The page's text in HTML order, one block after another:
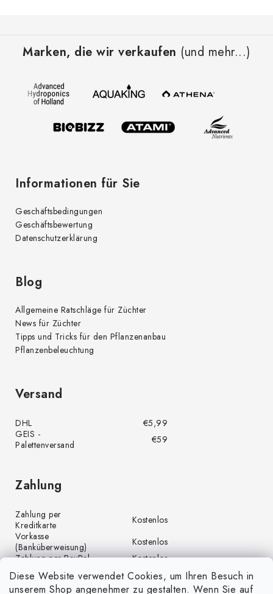
Diese Website verwendet Cookies, um Ihren Besuch in
unserem Shop angenehmer zu gestalten. Wenn Sie auf
Marken, die wir verkaufen (und mehr...)
Informationen für Sie
Geschäftsbedingungen
Geschäftsbewertung
Datenschutzerklärung
Blog
Allgemeine Ratschläge für Züchter
News für Züchter
Tipps und Tricks für den Pflanzenanbau
Pflanzenbeleuchtung
Versand
DHL
€5,99
GEIS -
Palettenversand
€59
Zahlung
Zahlung per
Kreditkarte
Kostenlos
Vorkasse
(Banküberweisung)
Kostenlos
Zahlung per PayPal
Kostenlos